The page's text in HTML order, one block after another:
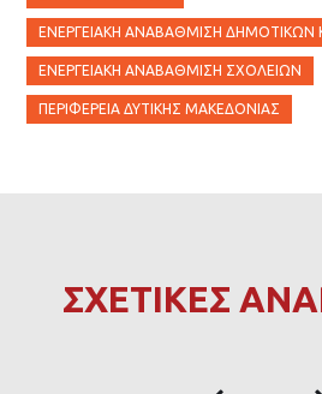
ΕΝΕΡΓΕΙΑΚΉ ΑΝΑΒΆΘΜΙΣΗ ΔΗΜΟΤΙΚΏΝ
ΕΝΕΡΓΕΙΑΚΉ ΑΝΑΒΆΘΜΙΣΗ ΣΧΟΛΕΊΩΝ
ΠΕΡΙΦΈΡΕΙΑ ΔΥΤΙΚΉΣ ΜΑΚΕΔΟΝΊΑΣ
ΣΧΕΤΙΚΕΣ